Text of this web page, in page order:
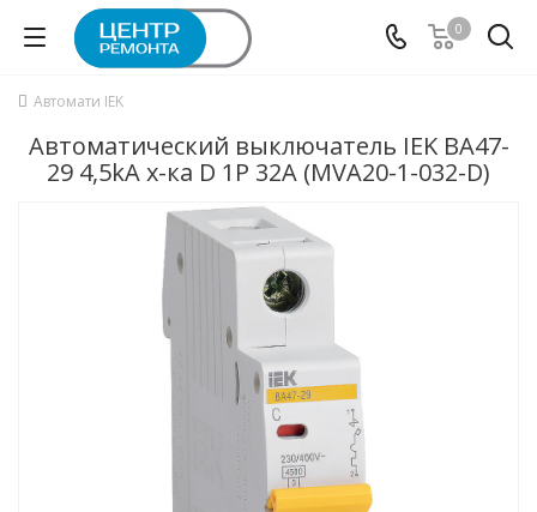
0
Автомати IEK
Автоматический выключатель IEK ВА47-
29 4,5kA х-ка D 1P 32А (MVA20-1-032-D)